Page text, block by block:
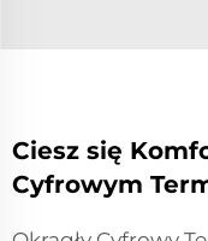
Ciesz się
Cyfrowym